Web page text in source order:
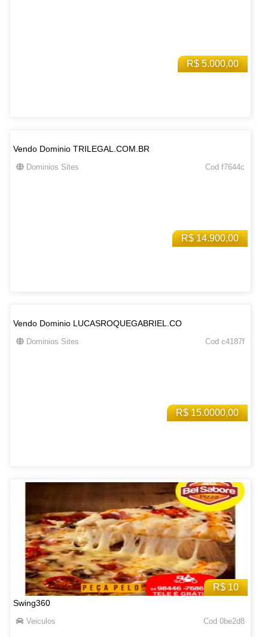
R$ 5.000,00
R$ 14.900,00
Vendo Dominio TRILEGAL.COM.BR
Dominios Sites Cod f7644c
R$ 15.0000,00
Vendo Dominio LUCASROQUEGABRIEL.CO
Dominios Sites Cod c4187f
R$ 10
Swing360
Veiculos Cod 0be2d8